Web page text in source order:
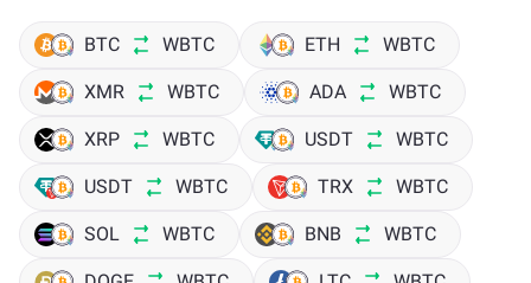
BTC WBTC ETH WBTC
XMR WBTC ADA WBTC
XRP WBTC USDT WBTC
USDT WBTC TRX WBTC
SOL WBTC BNB WBTC